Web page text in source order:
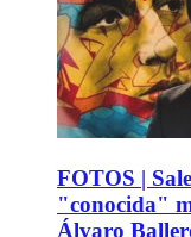
FOTOS |
"conocida"
Álvaro